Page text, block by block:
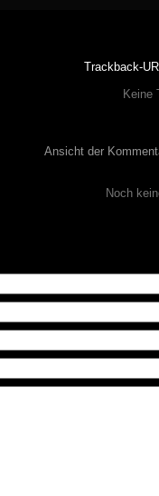
Trackback-
Keine
Ansicht der
Noch